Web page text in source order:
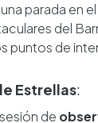
parada en el
del
puntos de
Estrellas:
de